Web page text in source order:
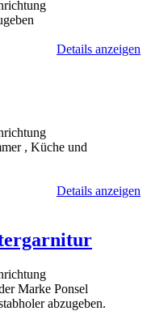
Details anzeigen
, Küche und
Details anzeigen
Marke Ponsel
abzugeben.